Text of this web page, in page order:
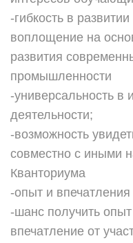
-гибкость в
воплощение на
развития
промышленности
-универсальность в
деятельности;
-возможность
совместно с иными
Кванториума
-опыт и впечатления
-шанс получить
впечатление от